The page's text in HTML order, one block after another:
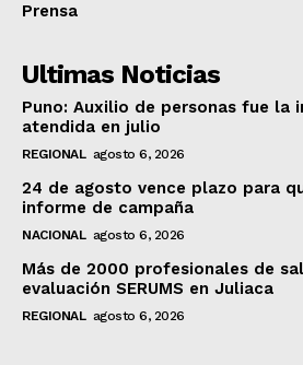
Prensa
Ultimas Noticias
Puno: Auxilio de personas fue la
atendida en julio
REGIONAL agosto 6, 2026
24 de agosto vence plazo para
informe de campaña
NACIONAL agosto 6, 2026
Más de 2000 profesionales de
evaluación SERUMS en Juliaca
REGIONAL agosto 6, 2026